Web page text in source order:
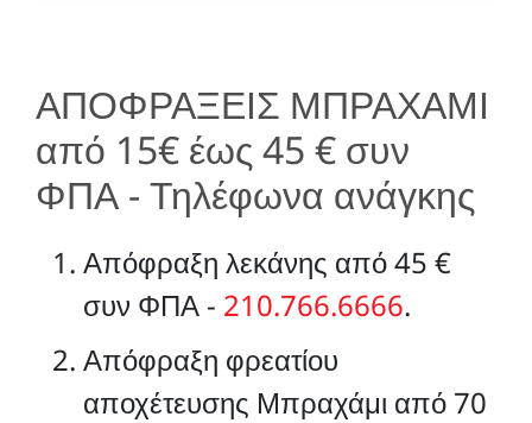
ΑΠΟΦΡΑΞΕΙΣ ΜΠΡΑΧΑΜΙ
από 15€ έως 45 € συν
ΦΠΑ - Τηλέφωνα ανάγκης
Απόφραξη λεκάνης από 45 €
συν ΦΠΑ - 210.766.6666.
Απόφραξη φρεατίου
αποχέτευσης Μπραχάμι από 70